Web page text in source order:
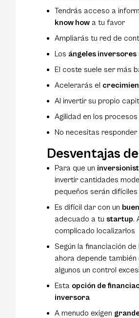
Tendrás acceso a
know how a tu favor
Ampliarás tu red de
Los ángeles inversores
El coste suele ser más
Acelerarás el
Al invertir su propio
Agilidad en los
No necesitas responder
Desventajas
Para que un
invertir cantidades
pequeños serán difíciles
Es difícil dar con un
adecuado a tu startup.
complicado localizarlos
Según la financiación de
ahora depende
algunos un control
Esta opción de
inversora
A menudo exigen